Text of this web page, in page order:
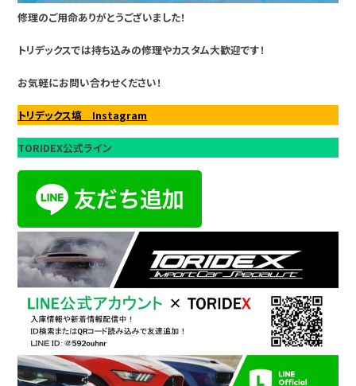
修理のご用命ありがとうございました！
トリデックスでは持ち込みの修理やカスタム大歓迎です！
お気軽にお問い合わせください！
トリデックス塙 Instagram
TORIDEX公式ライン